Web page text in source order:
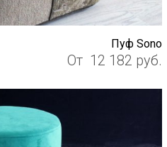
Пуф Sono
От 12 182 руб.